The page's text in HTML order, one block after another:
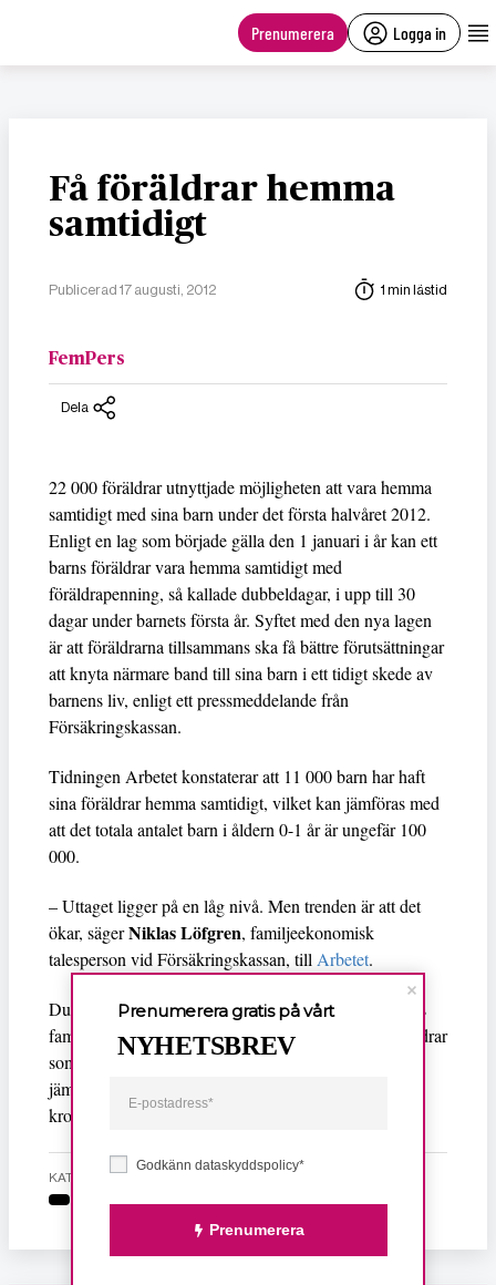
Prenumerera Logga in
Få föräldrar hemma
samtidigt
Publicerad 17 augusti, 2012 1 min lästid
FemPers
Dela
22 000 föräldrar utnyttjade möjligheten att vara hemma
samtidigt med sina barn under det första halvåret 2012.
Enligt en lag som började gälla den 1 januari i år kan ett
barns föräldrar vara hemma samtidigt med
föräldrapenning, så kallade dubbeldagar, i upp till 30
dagar under barnets första år. Syftet med den nya lagen
är att föräldrarna tillsammans ska få bättre förutsättningar
att knyta närmare band till sina barn i ett tidigt skede av
barnens liv, enligt ett pressmeddelande från
Försäkringskassan.
Tidningen Arbetet konstaterar att 11 000 barn har haft
sina föräldrar hemma samtidigt, vilket kan jämföras med
att det totala antalet barn i åldern 0-1 år är ungefär 100
000.
– Uttaget ligger på en låg nivå. Men trenden är att det
ökar, sägerNiklas Löfgren, familjeekonomisk
talesperson vid Försäkringskassan, till Arbetet.
Dubbeldagarna motverkas av en annan av regeringens
familjepolitiska reformer, jämställdhetsbonusen. Föräldrar
som väljer att ta ut dubbeldagarna går miste om
jämställdhetsbonus – maximalt kan de förlora 3 000
kronor, skriver Arbetet.
KATEGORI
Godkänn dataskyddspolicy*
Prenumerera
Prenumerera gratis på vårt
NYHETSBREV